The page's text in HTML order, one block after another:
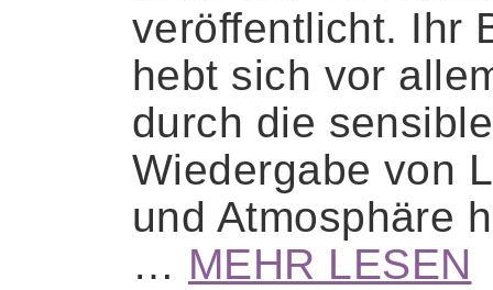
veröffentlicht. Ihr
hebt sich vor
durch die sensible
Wiedergabe von
und Atmosphäre
… MEHR LESEN